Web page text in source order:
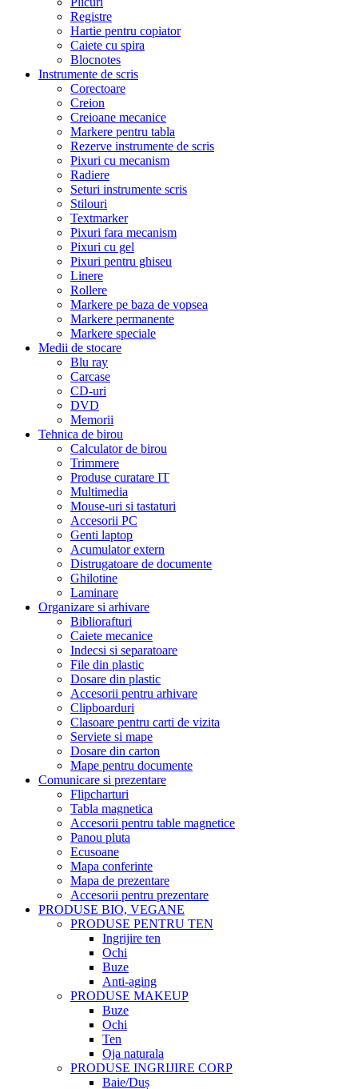
Registre
Hartie pentru copiator
Caiete cu spira
Blocnotes
Instrumente de scris
Corectoare
Creion
Creioane mecanice
Markere pentru tabla
Rezerve instrumente de scris
Pixuri cu mecanism
Radiere
Seturi instrumente scris
Stilouri
Textmarker
Pixuri fara mecanism
Pixuri cu gel
Pixuri pentru ghiseu
Linere
Rollere
Markere pe baza de vopsea
Markere permanente
Markere speciale
Medii de stocare
Blu ray
Carcase
CD-uri
DVD
Memorii
Tehnica de birou
Calculator de birou
Trimmere
Produse curatare IT
Multimedia
Mouse-uri si tastaturi
Accesorii PC
Genti laptop
Acumulator extern
Distrugatoare de documente
Ghilotine
Laminare
Organizare si arhivare
Bibliorafturi
Caiete mecanice
Indecsi si separatoare
File din plastic
Dosare din plastic
Accesorii pentru arhivare
Clipboarduri
Clasoare pentru carti de vizita
Serviete si mape
Dosare din carton
Mape pentru documente
Comunicare si prezentare
Flipcharturi
Tabla magnetica
Accesorii pentru table magnetice
Panou pluta
Ecusoane
Mapa conferinte
Mapa de prezentare
Accesorii pentru prezentare
PRODUSE BIO, VEGANE
PRODUSE PENTRU TEN
Ingrijire ten
Ochi
Buze
Anti-aging
PRODUSE MAKEUP
Buze
Ochi
Ten
Oja naturala
PRODUSE INGRIJIRE CORP
Baie/Duș